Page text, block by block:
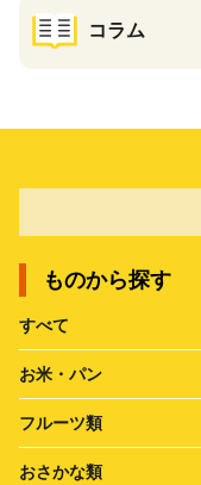
コラム
ものから探す
すべて
お米・パン
フルーツ類
おさかな類